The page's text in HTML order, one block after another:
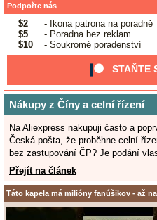
Podpořte nás
$2
- Ikona patrona na poradně
$5
- Poradna bez reklam
$10
- Soukromé poradenství
STAŇTE
Nákupy z Číny a celní řízení
Na Aliexpress nakupuji často a
Česká pošta, že proběhne celní
bez zastupování ČP? Je podání
Přejít na článek
Táto kapela má milióny fanúšikov - až